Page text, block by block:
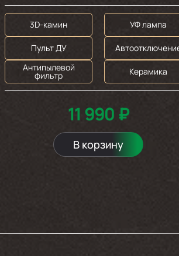
3D-камин УФ лампа
Пульт ДУ
Антипылевой
фильтр Керамика
11 990 ₽
В корзину